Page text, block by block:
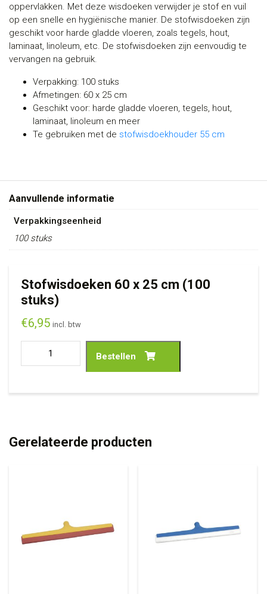
oppervlakken. Met deze wisdoeken verwijder je stof en vuil
op een snelle en hygiënische manier. De stofwisdoeken zijn
geschikt voor harde gladde vloeren, zoals tegels, hout,
laminaat, linoleum, etc. De stofwisdoeken zijn eenvoudig te
vervangen na gebruik.
Verpakking: 100 stuks
Afmetingen: 60 x 25 cm
Geschikt voor: harde gladde vloeren, tegels, hout,
laminaat, linoleum en meer
Te gebruiken met de stofwisdoekhouder 55 cm
Aanvullende informatie
Verpakkingseenheid
100 stuks
Stofwisdoeken 60 x 25 cm (100
stuks)
€6,95 incl. btw
Bestellen
Gerelateerde producten